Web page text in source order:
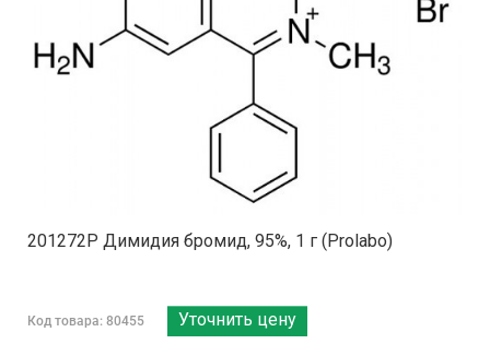
201272P Димидия бромид, 95%, 1 г (Prolabo)
Код товара: 80455 Уточнить цену